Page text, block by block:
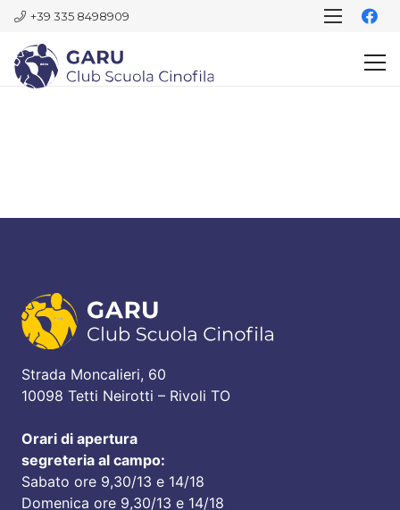
+39 335 8498909
Strada Moncalieri, 60
10098 Tetti Neirotti – Rivoli TO
Orari di apertura
segreteria al campo:
Sabato ore 9,30/13 e 14/18
Domenica ore 9,30/13 e 14/18